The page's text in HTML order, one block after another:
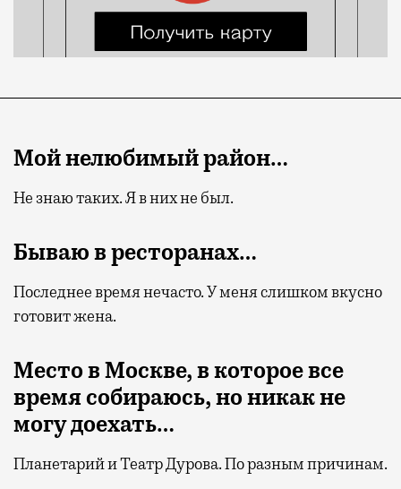
Мой нелюбимый район…
Не знаю таких. Я в них не был.
Бываю в ресторанах…
Последнее время нечасто. У меня слишком вкусно
готовит жена.
Место в Москве, в которое все
время собираюсь, но никак не
могу доехать…
Планетарий и Театр Дурова. По разным причинам.